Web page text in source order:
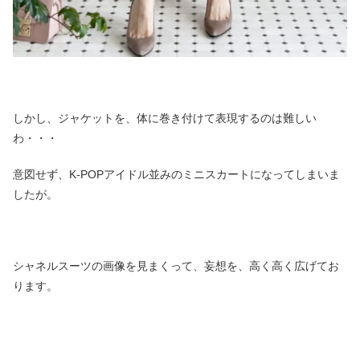
しかし、ジャケットを、体に巻き付けて表現するのは難しい
わ・・・
意図せず、K-POPアイドル並みのミニスカートになってしまいま
したが。
シャネルスーツの画像を見まくって、妄想を、高く高く広げてお
ります。